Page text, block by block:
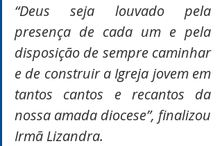
“Deus seja louvado pela
presença de cada um e pela
disposição de sempre caminhar
e de construir a Igreja jovem em
tantos cantos e recantos da
nossa amada diocese”, finalizou
Irmã Lizandra.